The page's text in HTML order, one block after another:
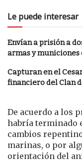
Le puede interesar
Envían a prisión a
armas y
Capturan en el
financiero del Clan
De acuerdo a los
habría terminado
cambios
marinas, o por
orientación del